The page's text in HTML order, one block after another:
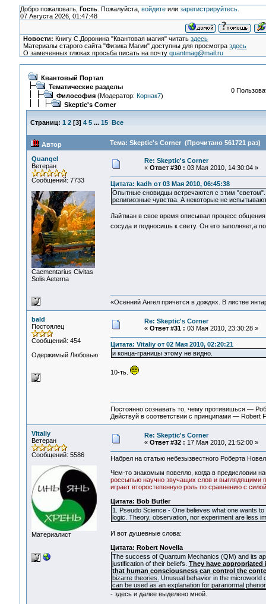
Добро пожаловать, Гость. Пожалуйста, войдитеили зарегистрируйтесь.
07 Августа 2026, 01:47:48
Новости: Книгу С.Доронина "Квантовая магия" читатьздесь
Материалы старого сайта "Физика Магии" доступны для просмотраздесь
О замеченных глюках просьба писать на почтуquantmag@mail.ru
Квантовый Портал
Тематические разделы
Философия(Модератор: Корнак7)
Skeptic's Corner
0
Страниц: 1 2[3] 4 5 ... 15 Все
Автор Тема: Skeptic's Corner (Прочитано 561721 раз)
Quangel
Ветеран
Сообщений: 7733
Сaementarius Civitas
Solis Aeterna
Re: Skeptic's Corner
« Ответ #30 : 03 Мая 2010, 14:30:04 »
Цитата: kadh от 03 Мая 2010, 06:45:38
Опытные сновидцы встречаются с этим
религиозные чувства. А некоторые не
Лайтман в свое время описывал процесс
сосуда и подносишь к свету. Он его заполняет,а
«Осенний Ангел прячется в дождях. В листве
bald
Постоялец
Сообщений: 454
Одержимый Любовью
Re: Skeptic's Corner
« Ответ #31 : 03 Мая 2010, 23:30:28 »
Цитата: Vitaliy от 02 Мая 2010, 02:20:21
и конца-границы этому не видно.
10-ть.
Постоянно сознавать то, чему противишься —
Действуй в соответствии с принципами — Robert
Vitaliy
Ветеран
Сообщений: 5586
Материалист
Re: Skeptic's Corner
« Ответ #32 : 17 Мая 2010, 21:52:00 »
Набрел на статью небезызвестного Роберта
Чем-то знакомым повеяло, когда в предисловии
россыпью научно звучащих слов и выглядящими
играет второстепенную роль по сравнению с
Цитата: Bob Butler
1. Pseudo Science - One believes what one wants
logic. Theory, observation, nor experiment are less
И вот душевные слова:
Цитата: Robert Novella
The success of Quantum Mechanics (QM) and its
justification of their beliefs. They have
that human consciousness can control the
bizarre theories. Unusual behavior in the microworld
can be used as an explanation for paranormal
- здесь и далее выделено мной.